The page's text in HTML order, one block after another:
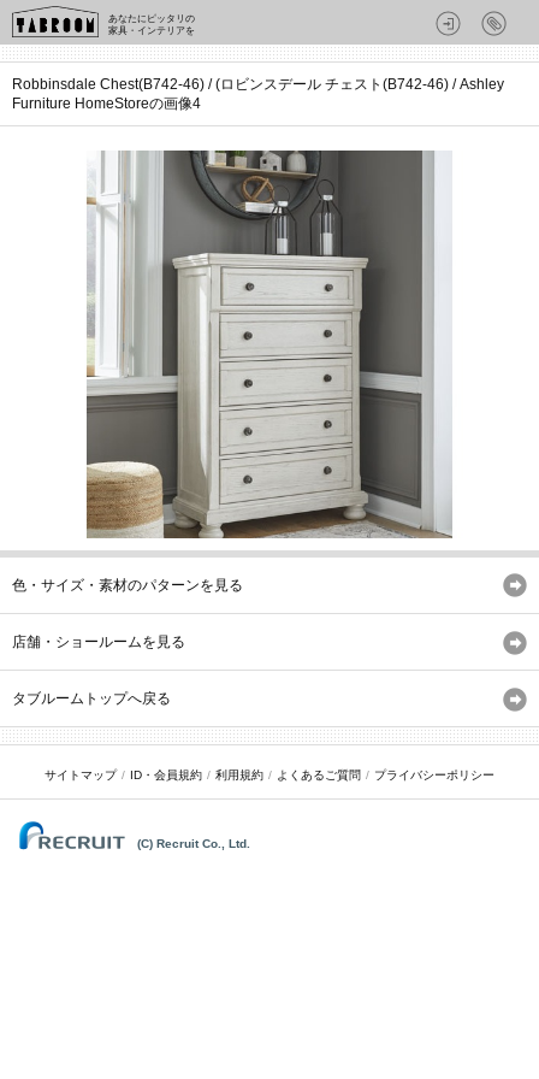
あなたにピッタリの
家具・インテリアを
Robbinsdale Chest(B742-46) / (ロビンスデール チェスト(B742-46) / Ashley
Furniture HomeStoreの画像4
色・サイズ・素材のパターンを見る
店舗・ショールームを見る
タブルームトップへ戻る
サイトマップ ID・会員規約 利用規約 よくあるご質問 プライバシーポリシー
(C) Recruit Co., Ltd.